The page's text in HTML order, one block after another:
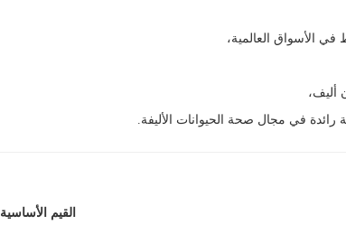
في الأسواق العالمية،
رائدة في مجال صحة الحيوانات الأليفة.
القيم الأساسية